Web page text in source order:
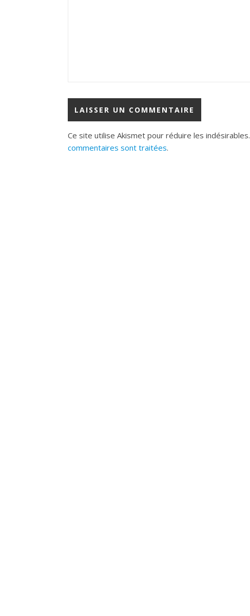
Ce site utilise Akismet pour réduire les indésirables.
commentaires sont traitées.